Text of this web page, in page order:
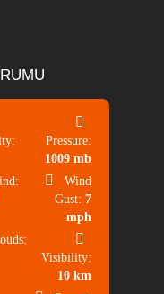
Pressure:
1009 mb
Wind
Gust: 7
mph
Visibility:
10 km